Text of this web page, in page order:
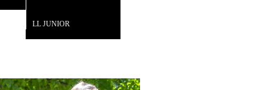
LL JUNIOR